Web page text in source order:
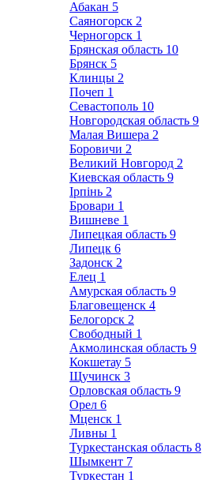
Абакан 5
Саяногорск 2
Черногорск 1
Брянская область 10
Брянск 5
Клинцы 2
Почеп 1
Севастополь 10
Новгородская область 9
Малая Вишера 2
Боровичи 2
Великий Новгород 2
Киевская область 9
Ірпінь 2
Бровари 1
Вишневе 1
Липецкая область 9
Липецк 6
Задонск 2
Елец 1
Амурская область 9
Благовещенск 4
Белогорск 2
Свободный 1
Акмолинская область 9
Кокшетау 5
Щучинск 3
Орловская область 9
Орел 6
Мценск 1
Ливны 1
Туркестанская область 8
Шымкент 7
Туркестан 1